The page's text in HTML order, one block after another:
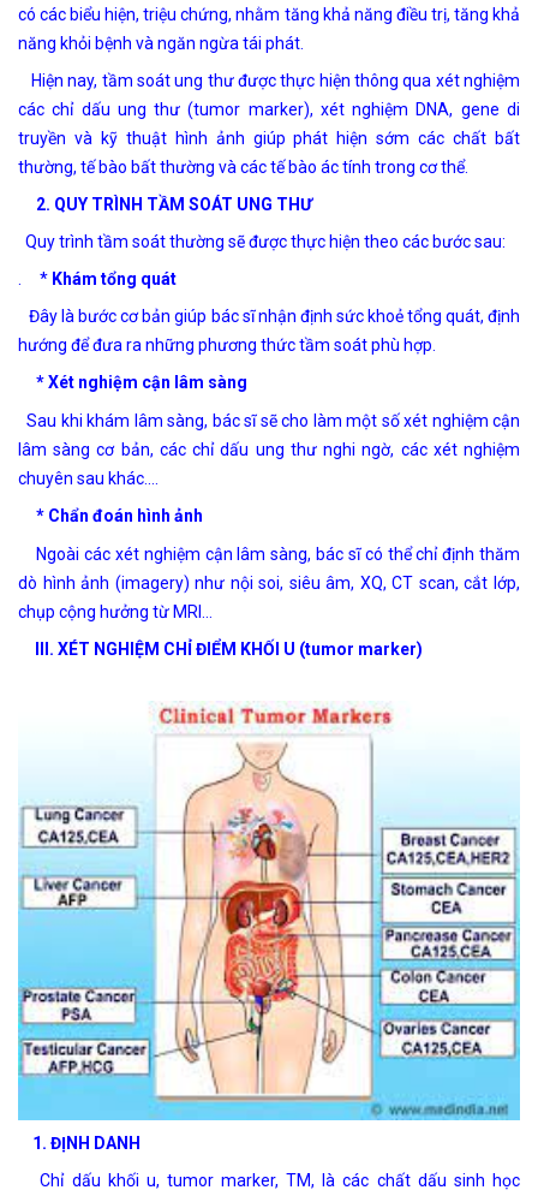
có các biểu hiện, triệu chứng, nhằm tăng khả năng điều trị, tăng khả
năng khỏi bệnh và ngăn ngừa tái phát.
Hiện nay, tầm soát ung thư được thực hiện thông qua xét nghiệm
các chỉ dấu ung thư (tumor marker), xét nghiệm DNA, gene di
truyền và kỹ thuật hình ảnh giúp phát hiện sớm các chất bất
thường, tế bào bất thường và các tế bào ác tính trong cơ thể.
2. QUY TRÌNH TẦM SOÁT UNG THƯ
Quy trình tầm soát thường sẽ được thực hiện theo các bước sau:
. * Khám tổng quát
Đây là bước cơ bản giúp bác sĩ nhận định sức khoẻ tổng quát, định
hướng để đưa ra những phương thức tầm soát phù hợp.
* Xét nghiệm cận lâm sàng
Sau khi khám lâm sàng, bác sĩ sẽ cho làm một số xét nghiệm cận
lâm sàng cơ bản, các chỉ dấu ung thư nghi ngờ, các xét nghiệm
chuyên sau khác.…
* Chẩn đoán hình ảnh
Ngoài các xét nghiệm cận lâm sàng, bác sĩ có thể chỉ định thăm
dò hình ảnh (imagery) như nội soi, siêu âm, XQ, CT scan, cắt lớp,
chụp cộng hưởng từ MRI…
III. XÉT NGHIỆM CHỈ ĐIỂM KHỐI U (tumor marker)
1. ĐỊNH DANH
Chỉ dấu khối u, tumor marker, TM, là các chất dấu sinh học